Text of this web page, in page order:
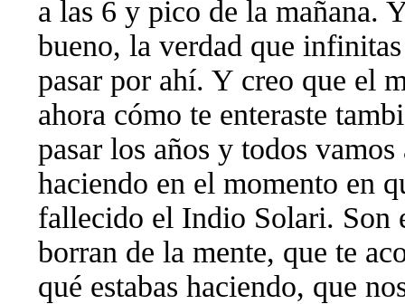
a las 6 y pico de la mañana.
bueno, la verdad que
pasar por ahí. Y creo que el
ahora cómo te enteraste
pasar los años y todos
haciendo en el momento en
fallecido el Indio Solari. Son
borran de la mente, que te
qué estabas haciendo, que